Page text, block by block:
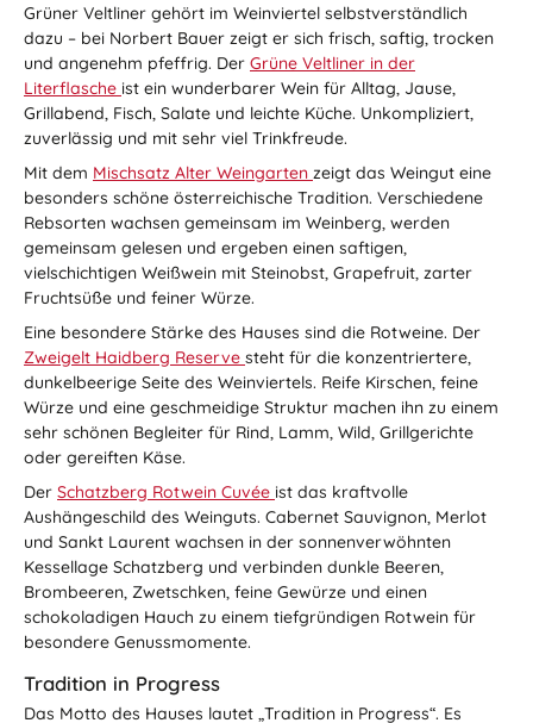
Grüner Veltliner gehört im Weinviertel selbstverständlich
dazu – bei Norbert Bauer zeigt er sich frisch, saftig, trocken
und angenehm pfeffrig. Der Grüne Veltliner in der
Literflasche ist ein wunderbarer Wein für Alltag, Jause,
Grillabend, Fisch, Salate und leichte Küche. Unkompliziert,
zuverlässig und mit sehr viel Trinkfreude.
Mit dem Mischsatz Alter Weingarten zeigt das Weingut eine
besonders schöne österreichische Tradition. Verschiedene
Rebsorten wachsen gemeinsam im Weinberg, werden
gemeinsam gelesen und ergeben einen saftigen,
vielschichtigen Weißwein mit Steinobst, Grapefruit, zarter
Fruchtsüße und feiner Würze.
Eine besondere Stärke des Hauses sind die Rotweine. Der
Zweigelt Haidberg Reserve steht für die konzentriertere,
dunkelbeerige Seite des Weinviertels. Reife Kirschen, feine
Würze und eine geschmeidige Struktur machen ihn zu einem
sehr schönen Begleiter für Rind, Lamm, Wild, Grillgerichte
oder gereiften Käse.
Der Schatzberg Rotwein Cuvée ist das kraftvolle
Aushängeschild des Weinguts. Cabernet Sauvignon, Merlot
und Sankt Laurent wachsen in der sonnenverwöhnten
Kessellage Schatzberg und verbinden dunkle Beeren,
Brombeeren, Zwetschken, feine Gewürze und einen
schokoladigen Hauch zu einem tiefgründigen Rotwein für
besondere Genussmomente.
Tradition in Progress
Das Motto des Hauses lautet „Tradition in Progress“. Es